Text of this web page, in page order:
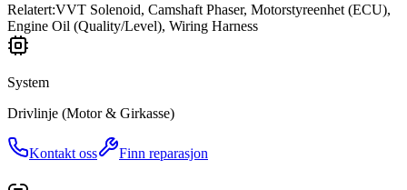
Relatert:VVT Solenoid, Camshaft Phaser, Motorstyreenhet (ECU),
Engine Oil (Quality/Level), Wiring Harness
System
Drivlinje (Motor & Girkasse)
Kontakt oss Finn reparasjon